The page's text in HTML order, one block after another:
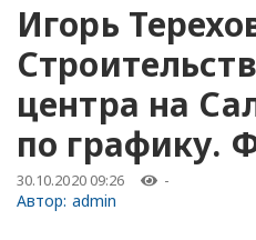
Игорь
центра на
по графику.
30.10.2020 09:26 -
Автор: admin